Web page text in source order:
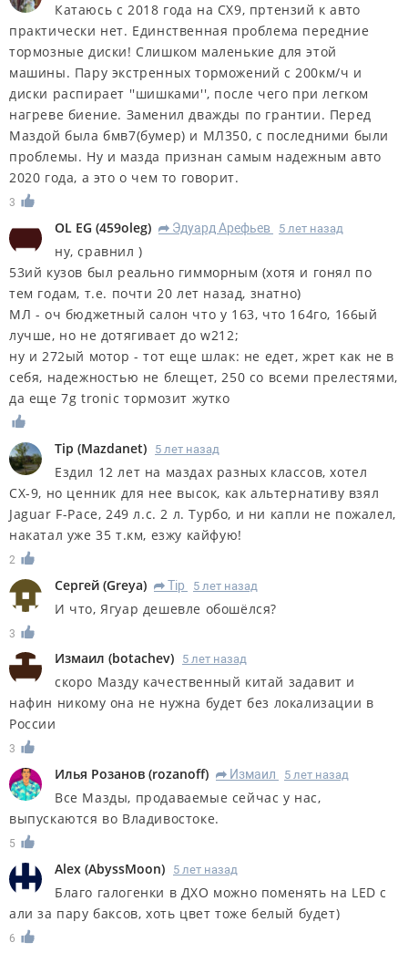
Катаюсь с 2018 года на СХ9, пртензий к авто
практически нет. Единственная проблема передние
тормозные диски! Слишком маленькие для этой
машины. Пару экстренных торможений с 200км/ч и
диски распирает ''шишками'', после чего при легком
нагреве биение. Заменил дважды по грантии. Перед
Маздой была бмв7(бумер) и МЛ350, с последними были
проблемы. Ну и мазда признан самым надежным авто
2020 года, а это о чем то говорит.
3
OL EG (459oleg) R Эдуард Арефьев 5 лет назад
ну, сравнил )
53ий кузов был реально гимморным (хотя и гонял по
тем годам, т.е. почти 20 лет назад, знатно)
МЛ - оч бюджетный салон что у 163, что 164го, 166ый
лучше, но не дотягивает до w212;
ну и 272ый мотор - тот еще шлак: не едет, жрет как не в
себя, надежностью не блещет, 250 со всеми прелестями,
да еще 7g tronic тормозит жутко
Tip (Mazdanet) 5 лет назад
Ездил 12 лет на маздах разных классов, хотел
СХ-9, но ценник для нее высок, как альтернативу взял
Jaguar F-Pace, 249 л.с. 2 л. Турбо, и ни капли не пожалел,
накатал уже 35 т.км, езжу кайфую!
2
Сергей (Greya) R Tip 5 лет назад
И что, Ягуар дешевле обошёлся?
3
Измаил (botachev) 5 лет назад
скоро Мазду качественный китай задавит и
нафин никому она не нужна будет без локализации в
России
3
Илья Розанов (rozanoff) R Измаил 5 лет назад
Все Мазды, продаваемые сейчас у нас,
выпускаются во Владивостоке.
5
Alex (AbyssMoon) 5 лет назад
Благо галогенки в ДХО можно поменять на LED с
али за пару баксов, хоть цвет тоже белый будет)
6